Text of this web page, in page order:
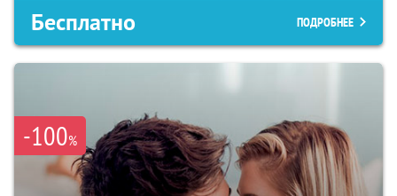
Бесплатно ПОДРОБНЕЕ
-100%